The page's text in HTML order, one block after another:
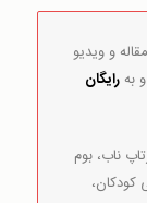
مقاله و ویدیو
بهرایگان
ناب، بوم
کودکان،